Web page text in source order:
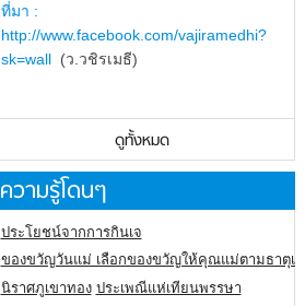
ที่มา :
http://www.facebook.com/vajiramedhi?
sk=wall(ว.วชิรเมธี)
ดูทั้งหมด
ความรู้โดนๆ
ประโยชน์จากการกินเจ
ของขวัญวันแม่ เลือกของขวัญให้คุณแม่ตามธาตุเกิด
นิราศภูเขาทอง ประเพณีแห่เทียนพรรษา